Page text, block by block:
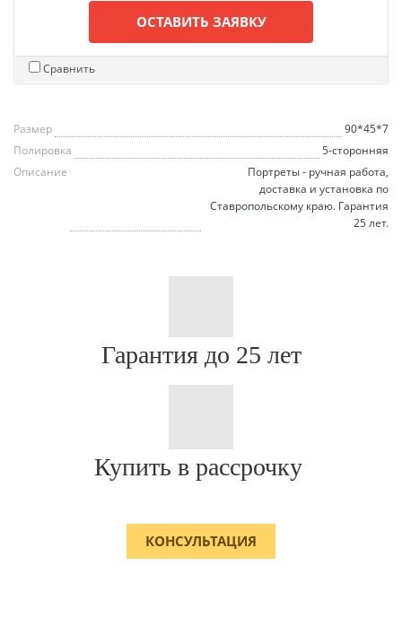
ОСТАВИТЬ ЗАЯВКУ
Сравнить
Размер
90*45*7
Полировка
5-сторонняя
Описание
Портреты - ручная работа,
доставка и установка по
Ставропольскому краю. Гарантия
25 лет.
Гарантия до 25 лет
Купить в рассрочку
КОНСУЛЬТАЦИЯ